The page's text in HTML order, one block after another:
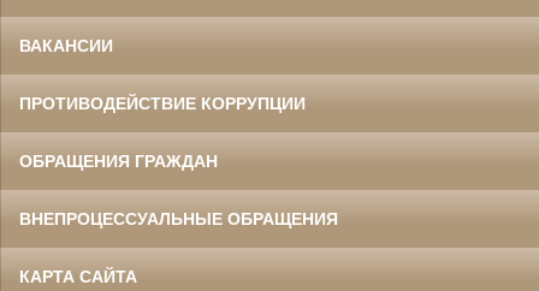
ВАКАНСИИ
ПРОТИВОДЕЙСТВИЕ КОРРУПЦИИ
ОБРАЩЕНИЯ ГРАЖДАН
ВНЕПРОЦЕССУАЛЬНЫЕ ОБРАЩЕНИЯ
КАРТА САЙТА